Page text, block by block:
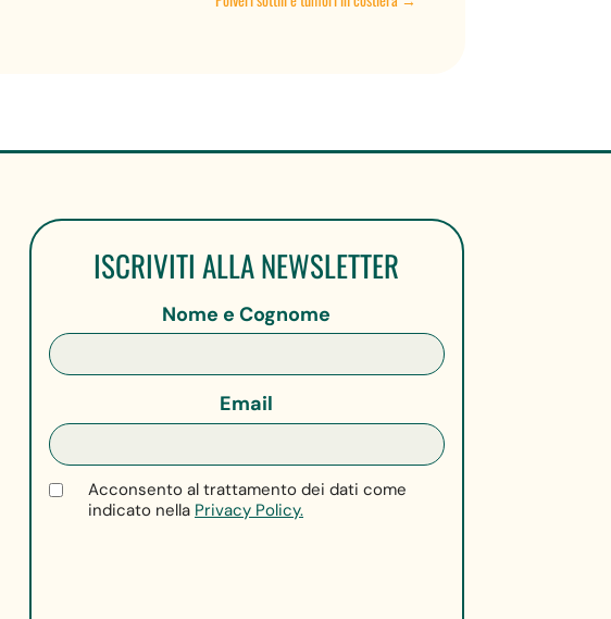
ISCRIVITI ALLA NEWSLETTER
Nome e Cognome
Email
Acconsento al trattamento dei dati come
indicato nella Privacy Policy.